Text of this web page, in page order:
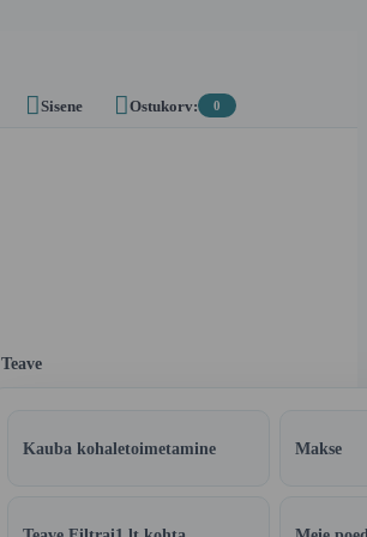
Sisene Ostukorv: 0
Teave
Kauba kohaletoimetamine Makse